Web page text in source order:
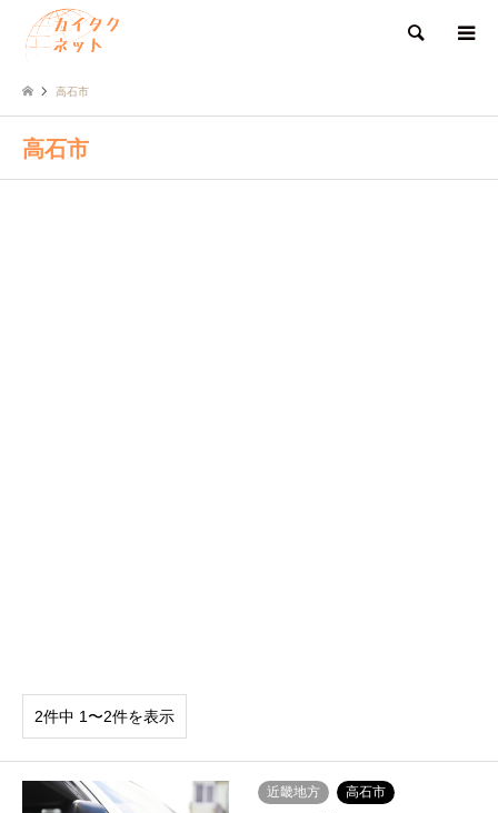
検索
高石市
高石市
2件中 1〜2件を表示
近畿地方 高石市